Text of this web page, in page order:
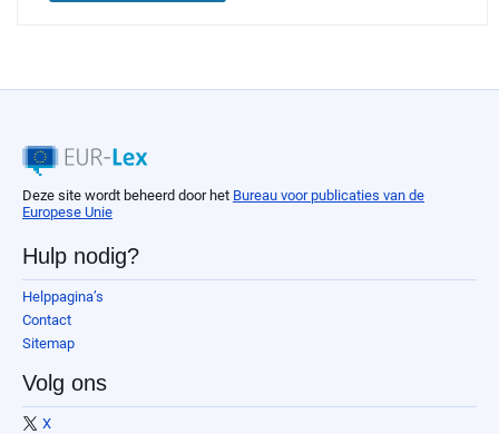
Deze site wordt beheerd door het Bureau voor publicaties van de
Europese Unie
Hulp nodig?
Helppagina’s
Contact
Sitemap
Volg ons
X